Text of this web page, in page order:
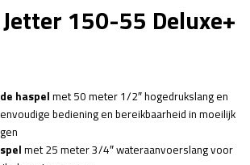
150-55 Deluxe+
haspel met 50 meter 1/2″ hogedrukslang en
bediening en bereikbaarheid in moeilijk
met 25 meter 3/4″ wateraanvoerslang voor